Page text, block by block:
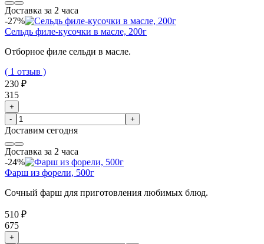
Доставка за 2 часа
-27%
Сельдь филе-кусочки в масле, 200г
Отборное филе сельди в масле.
( 1 отзыв )
230 ₽
315
+
-
+
Доставим сегодня
Доставка за 2 часа
-24%
Фарш из форели, 500г
Сочный фарш для приготовления любимых блюд.
510 ₽
675
+